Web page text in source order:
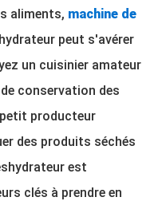
aliments, machine de
peut s'avérer
un cuisinier amateur
conservation des
producteur
des produits séchés
est
clés à prendre en